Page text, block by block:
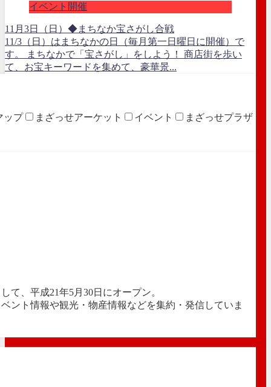
イベント開催
11月3日（日）◆まちなか宝さがし合戦
11/3（日）はまちなかの日（毎月第一日曜日に開催）で
す。 まちなかで「宝さがし」をしよう！ 商店街を歩い
て、お宝キーワードを集めて、豪華景...
ップ まざっせアーケット イベント まざっせプラザ
て、平成21年5月30日にオープン。
ント情報や観光・物産情報などを集約・発信していま